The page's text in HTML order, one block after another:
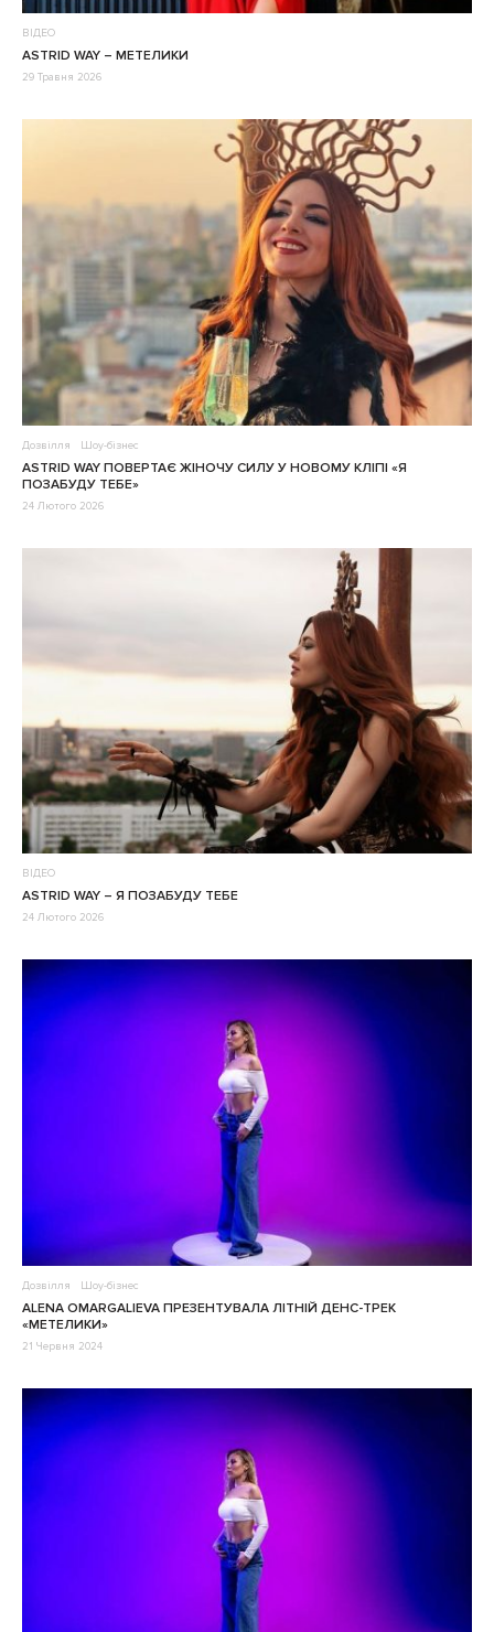
ВІДЕО
ASTRID WAY – МЕТЕЛИКИ
29 Травня 2026
Дозвілля Шоу-бізнес
ASTRID WAY ПОВЕРТАЄ ЖІНОЧУ СИЛУ У НОВОМУ КЛІПІ «Я
ПОЗАБУДУ ТЕБЕ»
24 Лютого 2026
ВІДЕО
ASTRID WAY – Я ПОЗАБУДУ ТЕБЕ
24 Лютого 2026
Дозвілля Шоу-бізнес
ALENA OMARGALIEVA ПРЕЗЕНТУВАЛА ЛІТНІЙ ДЕНС-ТРЕК
«МЕТЕЛИКИ»
21 Червня 2024